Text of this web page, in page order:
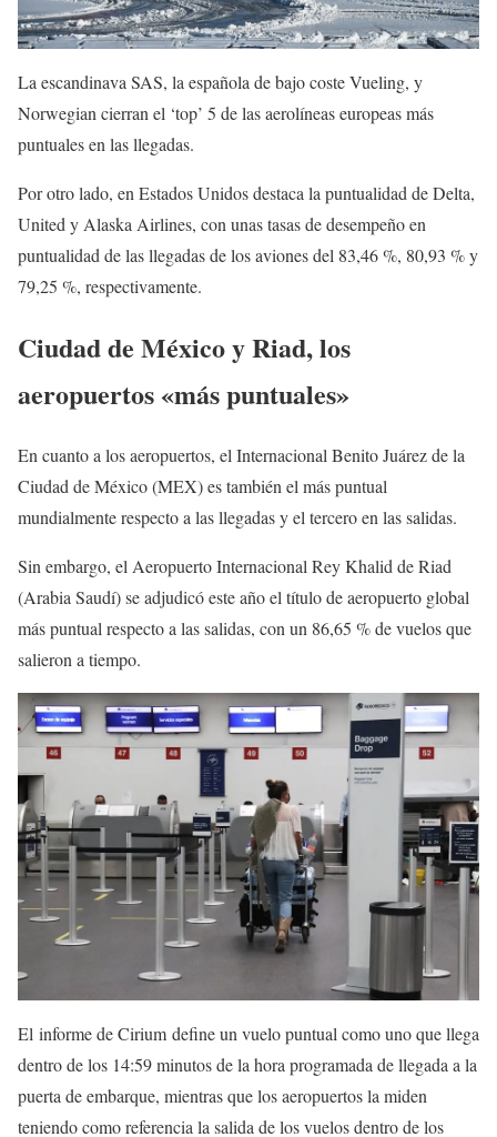
La escandinava SAS, la española de bajo coste Vueling, y
Norwegian cierran el ‘top’ 5 de las aerolíneas europeas más
puntuales en las llegadas.
Por otro lado, en Estados Unidos destaca la puntualidad de Delta,
United y Alaska Airlines, con unas tasas de desempeño en
puntualidad de las llegadas de los aviones del 83,46 %, 80,93 % y
79,25 %, respectivamente.
Ciudad de México y Riad, los
aeropuertos «más puntuales»
En cuanto a los aeropuertos, el Internacional Benito Juárez de la
Ciudad de México (MEX) es también el más puntual
mundialmente respecto a las llegadas y el tercero en las salidas.
Sin embargo, el Aeropuerto Internacional Rey Khalid de Riad
(Arabia Saudí) se adjudicó este año el título de aeropuerto global
más puntual respecto a las salidas, con un 86,65 % de vuelos que
salieron a tiempo.
El informe de Cirium define un vuelo puntual como uno que llega
dentro de los 14:59 minutos de la hora programada de llegada a la
puerta de embarque, mientras que los aeropuertos la miden
teniendo como referencia la salida de los vuelos dentro de los